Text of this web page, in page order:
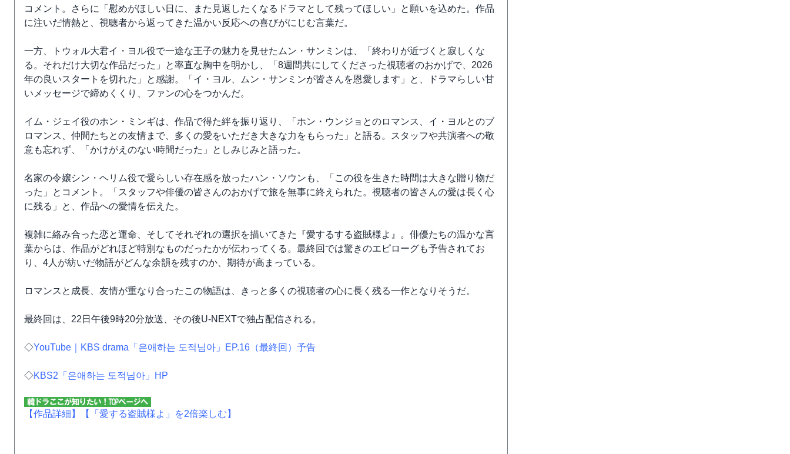
コメント。さらに「慰めがほしい日に、また見返したくなるドラマとして残ってほしい」と願いを込めた。作品
に注いだ情熱と、視聴者から返ってきた温かい反応への喜びがにじむ言葉だ。
一方、トウォル大君イ・ヨル役で一途な王子の魅力を見せたムン・サンミンは、「終わりが近づくと寂しくな
る。それだけ大切な作品だった」と率直な胸中を明かし、「8週間共にしてくださった視聴者のおかげで、2026
年の良いスタートを切れた」と感謝。「イ・ヨル、ムン・サンミンが皆さんを恩愛します」と、ドラマらしい甘
いメッセージで締めくくり、ファンの心をつかんだ。
イム・ジェイ役のホン・ミンギは、作品で得た絆を振り返り、「ホン・ウンジョとのロマンス、イ・ヨルとのブ
ロマンス、仲間たちとの友情まで、多くの愛をいただき大きな力をもらった」と語る。スタッフや共演者への敬
意も忘れず、「かけがえのない時間だった」としみじみと語った。
名家の令嬢シン・ヘリム役で愛らしい存在感を放ったハン・ソウンも、「この役を生きた時間は大きな贈り物だ
った」とコメント。「スタッフや俳優の皆さんのおかげで旅を無事に終えられた。視聴者の皆さんの愛は長く心
に残る」と、作品への愛情を伝えた。
複雑に絡み合った恋と運命、そしてそれぞれの選択を描いてきた『愛するする盗賊様よ』。俳優たちの温かな言
葉からは、作品がどれほど特別なものだったかが伝わってくる。最終回では驚きのエピローグも予告されてお
り、4人が紡いだ物語がどんな余韻を残すのか、期待が高まっている。
ロマンスと成長、友情が重なり合ったこの物語は、きっと多くの視聴者の心に長く残る一作となりそうだ。
最終回は、22日午後9時20分放送、その後U-NEXTで独占配信される。
◇YouTube｜KBS drama「은애하는 도적님아」EP.16（最終回）予告
◇KBS2「은애하는 도적님아」HP
【作品詳細】 【「愛する盗賊様よ」を2倍楽しむ】